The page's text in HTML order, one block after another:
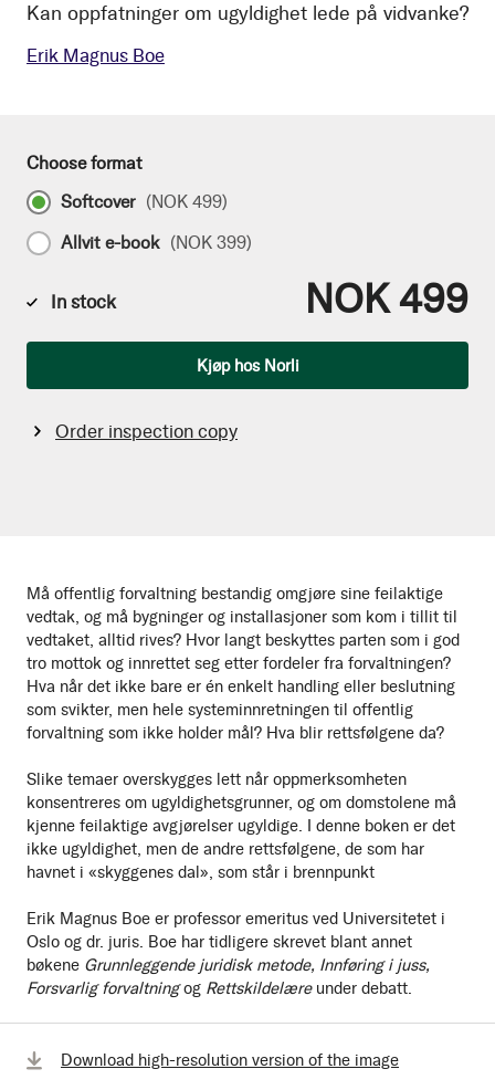
Kan oppfatninger om ugyldighet lede på vidvanke?
Erik Magnus Boe
Må offentlig forvaltning bestandig omgjøre sine feilaktige
vedtak, og må bygninger og installasjoner som kom i tillit til
vedtaket, alltid rives? Hvor langt beskyttes parten som i god
tro mottok og innrettet seg etter fordeler fra forvaltningen?
Hva når det ikke bare er én enkelt handling eller beslutning
som svikter, men hele systeminnretningen til offentlig
forvaltning som ikke holder mål? Hva blir rettsfølgene da?
Slike temaer overskygges lett når oppmerksomheten
konsentreres om ugyldighetsgrunner, og om domstolene må
kjenne feilaktige avgjørelser ugyldige. I denne boken er det
ikke ugyldighet, men de andre rettsfølgene, de som har
havnet i «skyggenes dal», som står i brennpunkt
Erik Magnus Boe er professor emeritus ved Universitetet i
Oslo og dr. juris. Boe har tidligere skrevet blant annet
bøkene Grunnleggende juridisk metode, Innføring i juss,
Forsvarlig forvaltningog Rettskildelæreunder debatt.
Choose format
Softcover (NOK 499)
Allvit e-book (NOK 399)
In stock NOK 499
Kjøp hos Norli
Order inspection copy
Download high-resolution version of the image
Browse